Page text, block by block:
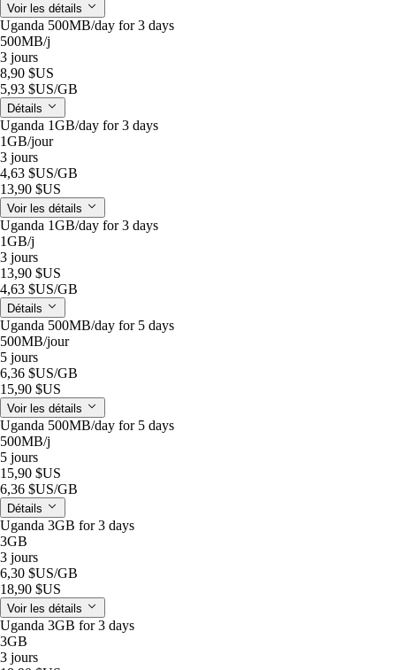
Voir les détails
Uganda 500MB/day for 3 days
500MB/j
3 jours
8,90 $US
5,93 $US/GB
Détails
Uganda 1GB/day for 3 days
1GB/jour
3 jours
4,63 $US/GB
13,90 $US
Voir les détails
Uganda 1GB/day for 3 days
1GB/j
3 jours
13,90 $US
4,63 $US/GB
Détails
Uganda 500MB/day for 5 days
500MB/jour
5 jours
6,36 $US/GB
15,90 $US
Voir les détails
Uganda 500MB/day for 5 days
500MB/j
5 jours
15,90 $US
6,36 $US/GB
Détails
Uganda 3GB for 3 days
3GB
3 jours
6,30 $US/GB
18,90 $US
Voir les détails
Uganda 3GB for 3 days
3GB
3 jours